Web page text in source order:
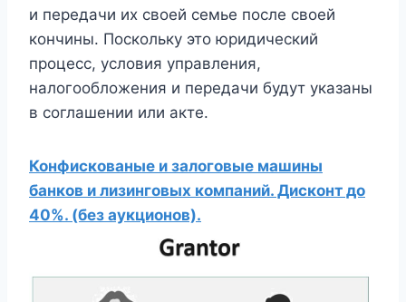
и передачи их своей семье после своей
кончины. Поскольку это юридический
процесс, условия управления,
налогообложения и передачи будут указаны
в соглашении или акте.
Конфискованые и залоговые машины
банков и лизинговых компаний. Дисконт до
40%. (без аукционов).